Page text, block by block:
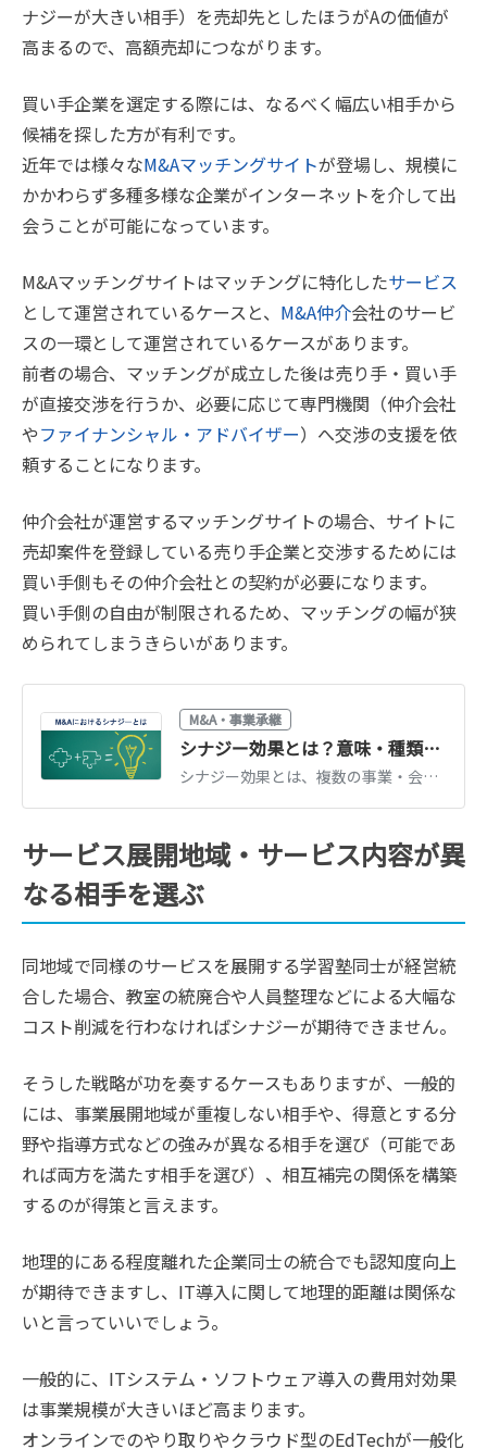
ナジーが大きい相手）を売却先としたほうがAの価値が
高まるので、高額売却につながります。
買い手企業を選定する際には、なるべく幅広い相手から
候補を探した方が有利です。
近年では様々なM&Aマッチングサイトが登場し、規模に
かかわらず多種多様な企業がインターネットを介して出
会うことが可能になっています。
M&Aマッチングサイトはマッチングに特化したサービス
として運営されているケースと、 M&A仲介会社のサービ
スの一環として運営されているケースがあります。
前者の場合、マッチングが成立した後は売り手・買い手
が直接交渉を行うか、必要に応じて専門機関（仲介会社
やファイナンシャル・アドバイザー）へ交渉の支援を依
頼することになります。
仲介会社が運営するマッチングサイトの場合、サイトに
売却案件を登録している売り手企業と交渉するためには
買い手側もその仲介会社との契約が必要になります。
買い手側の自由が制限されるため、マッチングの幅が狭
められてしまうきらいがあります。
M&A・事業承継
シナジー効果とは？意味・種類・分析フレームワークをわかりやすく解説
シナジー効果とは、複数の事業・会社が組み合わさることで生まれる相乗効果です。種類（売上・コスト・財務）、分析フレームワーク、M&Aでの実例を解説します。
サービス展開地域・サービス内容が異
なる相手を選ぶ
同地域で同様のサービスを展開する学習塾同士が経営統
合した場合、教室の統廃合や人員整理などによる大幅な
コスト削減を行わなければシナジーが期待できません。
そうした戦略が功を奏するケースもありますが、一般的
には、事業展開地域が重複しない相手や、得意とする分
野や指導方式などの強みが異なる相手を選び（可能であ
れば両方を満たす相手を選び）、相互補完の関係を構築
するのが得策と言えます。
地理的にある程度離れた企業同士の統合でも認知度向上
が期待できますし、IT導入に関して地理的距離は関係な
いと言っていいでしょう。
一般的に、ITシステム・ソフトウェア導入の費用対効果
は事業規模が大きいほど高まります。
オンラインでのやり取りやクラウド型のEdTechが一般化